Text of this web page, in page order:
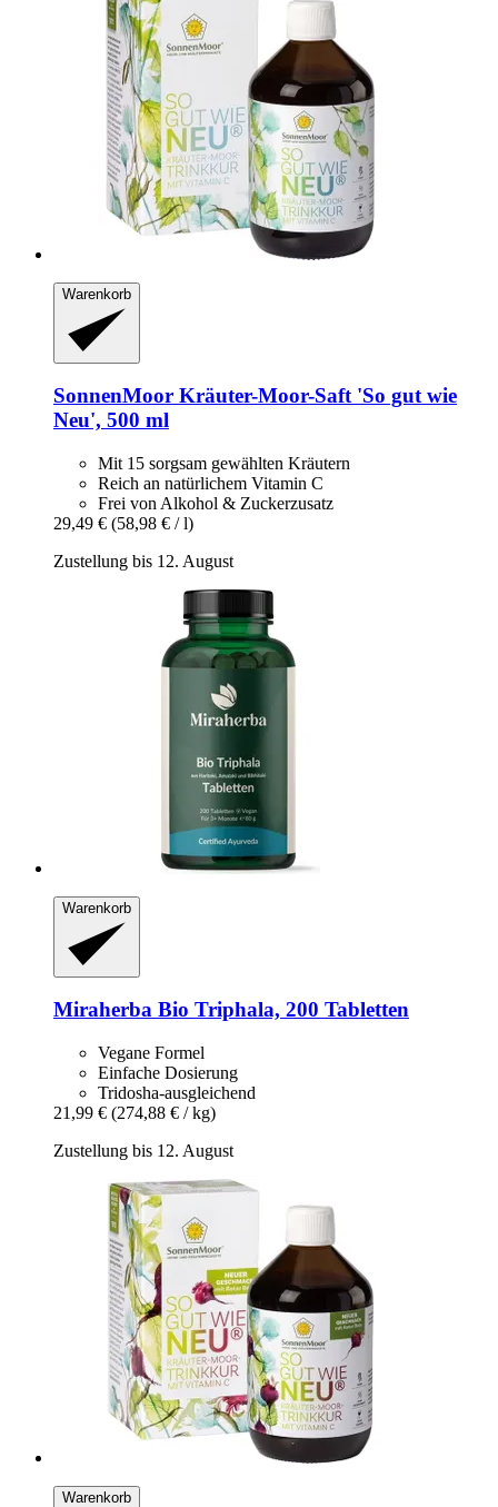
Warenkorb
SonnenMoor Kräuter-​Moor-​Saft 'So gut wie
Neu', 500 ml
Mit 15 sorgsam gewählten Kräutern
Reich an natürlichem Vitamin C
Frei von Alkohol & Zuckerzusatz
29,49 € (58,98 € / l)
Zustellung bis 12. August
Warenkorb
Miraherba Bio Triphala, 200 Tabletten
Vegane Formel
Einfache Dosierung
Tridosha-ausgleichend
21,99 € (274,88 € / kg)
Zustellung bis 12. August
Warenkorb